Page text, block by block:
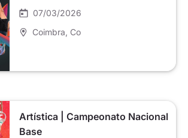
07/03/2026
Coimbra , Co
Artística | Campeonato Nacional
Base